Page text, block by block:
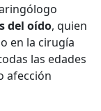
del oído, quien
en la cirugía
las edades
afección